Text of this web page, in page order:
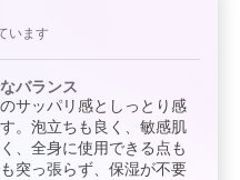
います
バランス
サッパリ感としっとり感
。泡立ちも良く、敏感肌
、全身に使用できる点も
突っ張らず、保湿が不要